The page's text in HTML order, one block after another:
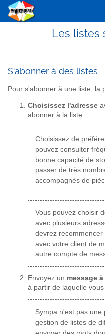
Les listes
S'abonner à des listes
Pour s'abonner à une liste, la
Choisissez l'adresse
abonner à la liste.
Choisissez de
pouvez consulter
bonne capacité de
passer de très
accompagnés de
Vous pouvez choisir
avec plusieurs
devrez
avec votre client de
autre compte de
Envoyez un message
à partir de laquelle
Sympa n'est pas une
gestion de listes de